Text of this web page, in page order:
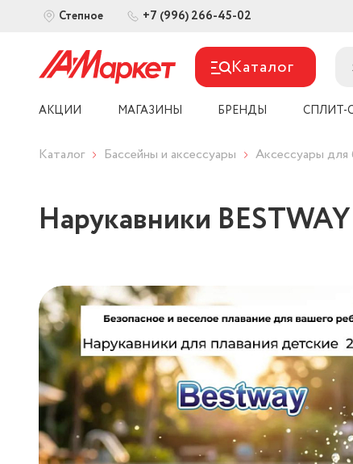
Степное +7 (996) 266-45-02
Каталог
АКЦИИ МАГАЗИНЫ БРЕНДЫ СПЛИТ-
Каталог Бассейны и аксессуары Аксессуары для
Нарукавники